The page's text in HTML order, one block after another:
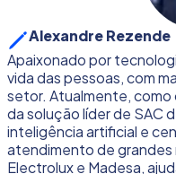
Alexandre Rezende
Apaixonado por
vida das pessoas, com
setor. Atualmente,
da solução líder de SAC
inteligência artificial e
atendimento de grandes
Electrolux e Madesa,